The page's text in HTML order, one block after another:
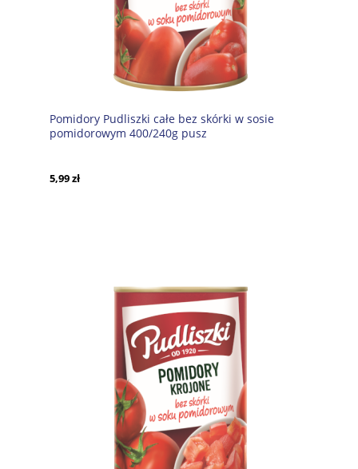
Pomidory Pudliszki całe bez skórki w sosie
pomidorowym 400/240g pusz
5,99 zł